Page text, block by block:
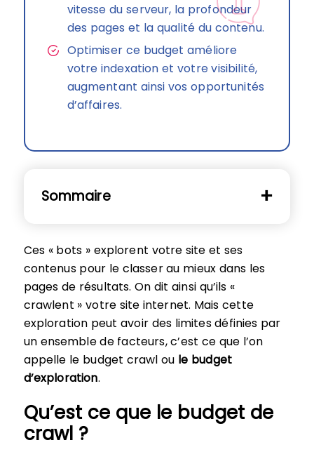
vitesse du serveur, la profondeur
des pages et la qualité du contenu.
Optimiser ce budget améliore
votre indexation et votre visibilité,
augmentant ainsi vos opportunités
d’affaires.
Sommaire
Ces « bots » explorent votre site et ses
contenus pour le classer au mieux dans les
pages de résultats. On dit ainsi qu’ils «
crawlent » votre site internet. Mais cette
exploration peut avoir des limites définies par
un ensemble de facteurs, c’est ce que l’on
appelle le budget crawl ou le budget
d’exploration.
Qu’est ce que le budget de
crawl ?